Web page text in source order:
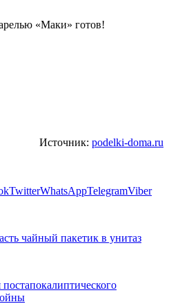
«Маки» готов!
Источник: podelki-doma.ru
TwitterWhatsAppTelegramViber
чайный пакетик в унитаз